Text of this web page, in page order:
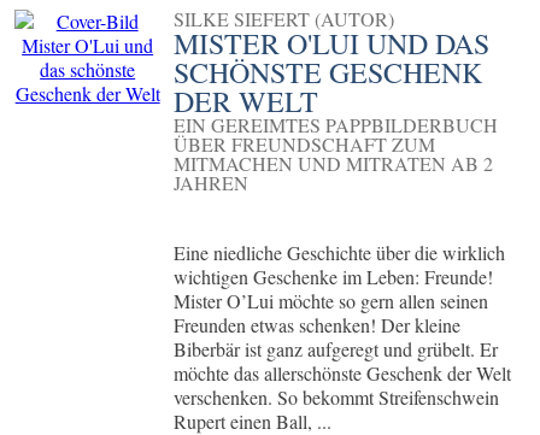
SILKE SIEFERT (AUTOR)
MISTER O'LUI UND DAS
SCHÖNSTE GESCHENK
DER WELT
EIN GEREIMTES PAPPBILDERBUCH
ÜBER FREUNDSCHAFT ZUM
MITMACHEN UND MITRATEN AB 2
JAHREN
Eine niedliche Geschichte über die wirklich
wichtigen Geschenke im Leben: Freunde!
Mister O’Lui möchte so gern allen seinen
Freunden etwas schenken! Der kleine
Biberbär ist ganz aufgeregt und grübelt. Er
möchte das allerschönste Geschenk der Welt
verschenken. So bekommt Streifenschwein
Rupert einen Ball, ...